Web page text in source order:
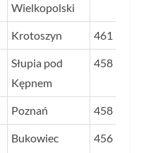
Wielkopolski
Krotoszyn 461
Słupia pod
Kępnem
458
Poznań 458
Bukowiec 456